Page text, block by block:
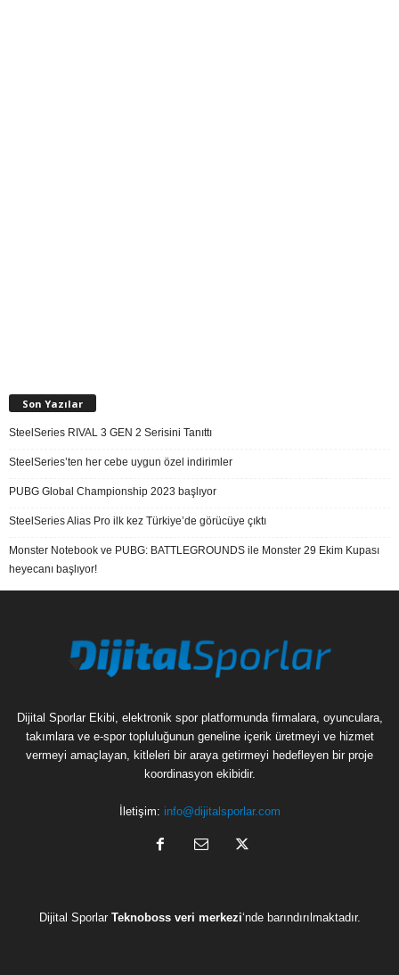
Son Yazılar
SteelSeries RIVAL 3 GEN 2 Serisini Tanıttı
SteelSeries’ten her cebe uygun özel indirimler
PUBG Global Championship 2023 başlıyor
SteelSeries Alias Pro ilk kez Türkiye’de görücüye çıktı
Monster Notebook ve PUBG: BATTLEGROUNDS ile Monster 29 Ekim Kupası
heyecanı başlıyor!
Dijital Sporlar Ekibi, elektronik spor platformunda firmalara, oyunculara,
takımlara ve e-spor topluluğunun geneline içerik üretmeyi ve hizmet
vermeyi amaçlayan, kitleleri bir araya getirmeyi hedefleyen bir proje
koordinasyon ekibidir.
İletişim: info@dijitalsporlar.com
Dijital Sporlar Teknoboss veri merkezi‘nde barındırılmaktadır.